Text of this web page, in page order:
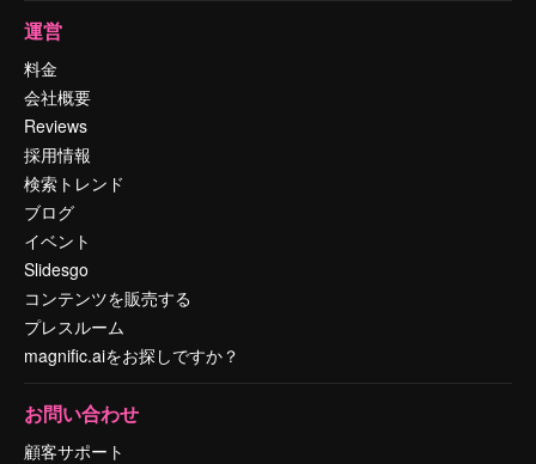
運営
料金
会社概要
Reviews
採用情報
検索トレンド
ブログ
イベント
Slidesgo
コンテンツを販売する
プレスルーム
magnific.aiをお探しですか？
お問い合わせ
顧客サポート